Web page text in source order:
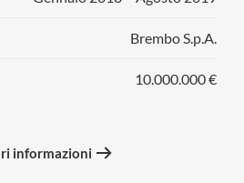
Brembo S.p.A.
10.000.000 €
informazioni